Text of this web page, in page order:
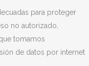
para proteger
no autorizado,
tomamos
de datos por internet